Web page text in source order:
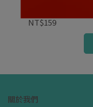
NT$159
關於我們